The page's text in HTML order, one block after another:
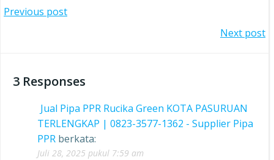
Post
Previous post
navigation
Next post
3 Responses
Jual Pipa PPR Rucika Green KOTA PASURUAN
TERLENGKAP | 0823-3577-1362 - Supplier Pipa
PPR berkata:
Juli 28, 2025 pukul 7:59 am